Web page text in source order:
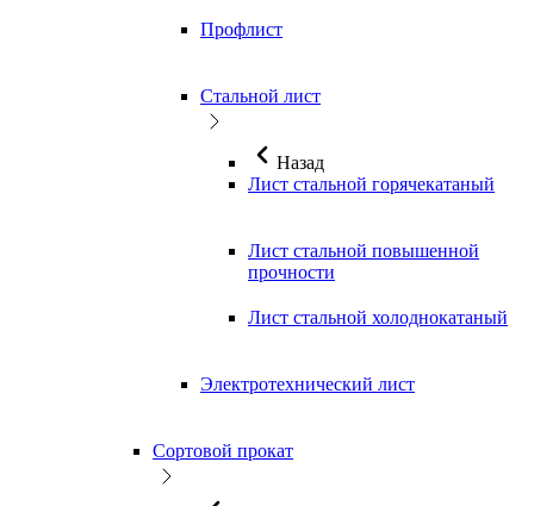
Профлист
Стальной лист
Назад
Лист стальной горячекатаный
Лист стальной повышенной
прочности
Лист стальной холоднокатаный
Электротехнический лист
Сортовой прокат